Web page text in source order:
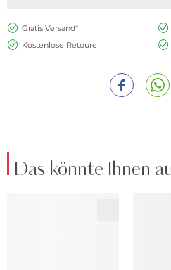
Gratis Versand*
Kostenlose Retoure
Das könnte Ihnen